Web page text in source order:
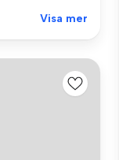
Visa mer